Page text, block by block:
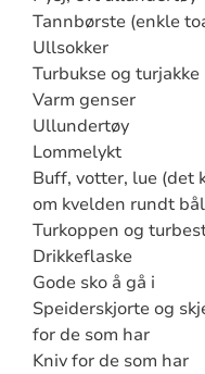
Tannbørste (enkle
Ullsokker
Turbukse og turjakke
Varm genser
Ullundertøy
Lommelykt
Buff, votter, lue (det
om kvelden rundt
Turkoppen og
Drikkeflaske
Gode sko å gå i
Speiderskjorte og
for de som har
Kniv for de som har